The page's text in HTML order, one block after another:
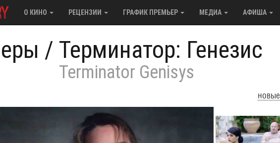
О КИНО РЕЦЕНЗИИ ГРАФИК ПРЕМЬЕР МЕДИА АФИША
/ Терминатор: Генезис
Terminator Genisys
новые